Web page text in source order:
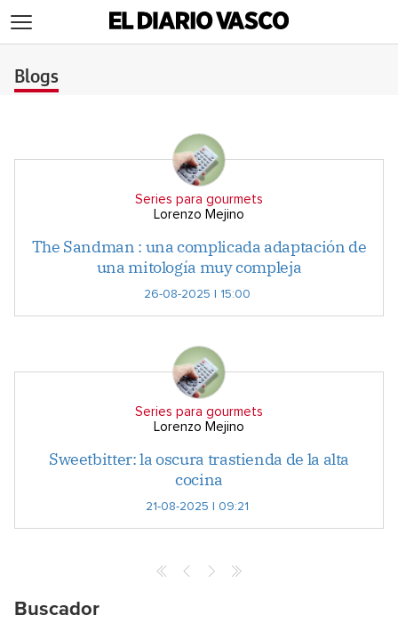
Blogs
Series para gourmets
Lorenzo Mejino
The Sandman : una complicada adaptación de
una mitología muy compleja
26-08-2025 | 15:00
Series para gourmets
Lorenzo Mejino
Sweetbitter: la oscura trastienda de la alta
cocina
21-08-2025 | 09:21
Buscador